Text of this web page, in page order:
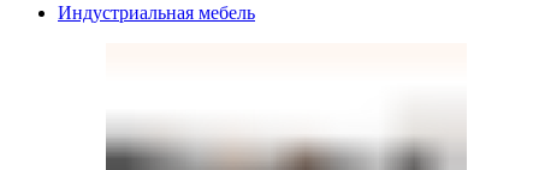
Индустриальная мебель